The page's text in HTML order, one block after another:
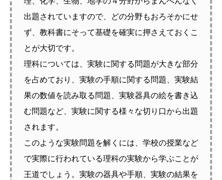
出題されていますので、どの分野もおろそかにせ
ず、教科書にそって基礎を確実に押さえておくこ
とが大切です。
理科については、実験に関する問題が大きな部分
を占めており、実験の手順に関する問題、実験結
果の数値を読み取る問題、実験器具の絵を書き込
む問題など、実験に関する様々な切り口から出題
されます。
このような実験問題を解くには、学校の授業など
で実際に行われている理科の実験から学ぶことが
王道でしょう。実験の器具や手順、実験の結果を